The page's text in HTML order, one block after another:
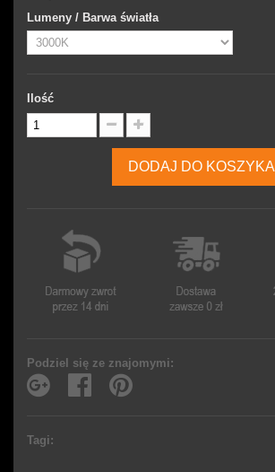
Lumeny / Barwa światła
Ilość
DODAJ DO KOSZYKA
Podziel się ze znajomymi:
Tagi: